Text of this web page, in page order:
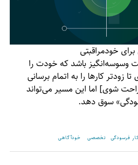
وسوسه‌انگیز باشد که خودت را
زودتر کارها را به اتمام برسانی
شوی] اما این مسیر می‌تواند
سوق دهد.
تخصصی خودآگاهی فرسودگی